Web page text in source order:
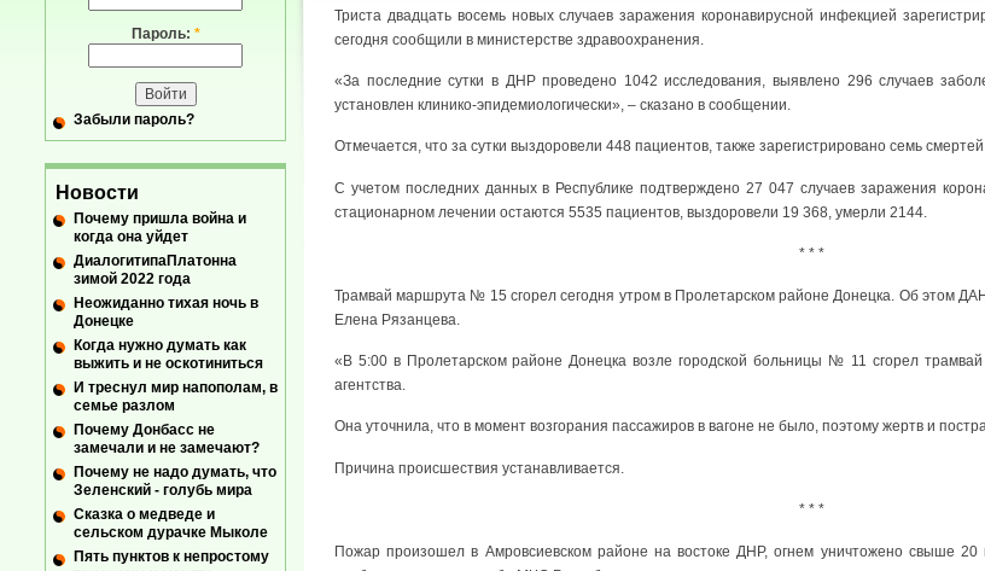
Триста двадцать восемь новых случаев заражения коронавирусной инфекцией
сегодня сообщили в министерстве здравоохранения.
«За последние сутки в ДНР проведено 1042 исследования, выявлено 296 случаев
установлен клинико-эпидемиологически», – сказано в сообщении.
Отмечается, что за сутки выздоровели 448 пациентов, также зарегистрировано семь
С учетом последних данных в Республике подтверждено 27 047 случаев заражения
стационарном лечении остаются 5535 пациентов, выздоровели 19 368, умерли 2144.
* * *
Трамвай маршрута № 15 сгорел сегодня утром в Пролетарском районе Донецка. Об этом
Елена Рязанцева.
«В 5:00 в Пролетарском районе Донецка возле городской больницы № 11 сгорел
агентства.
Она уточнила, что в момент возгорания пассажиров в вагоне не было, поэтому жертв и
Причина происшествия устанавливается.
* * *
Пожар произошел в Амровсиевском районе на востоке ДНР, огнем уничтожено свыше 20
Пароль: *
Забыли пароль?
Новости
Почему пришла война и
когда она уйдет
ДиалогитипаПлатонна
зимой 2022 года
Неожиданно тихая ночь в
Донецке
Когда нужно думать как
выжить и не оскотиниться
И треснул мир напополам, в
семье разлом
Почему Донбасс не
замечали и не замечают?
Почему не надо думать, что
Зеленский - голубь мира
Сказка о медведе и
сельском дурачке Мыколе
Пять пунктов к непростому